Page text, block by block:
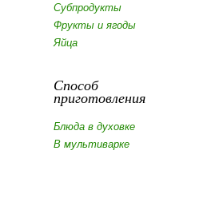
Субпродукты
Фрукты и ягоды
Яйца
Способ
приготовления
Блюда в духовке
В мультиварке